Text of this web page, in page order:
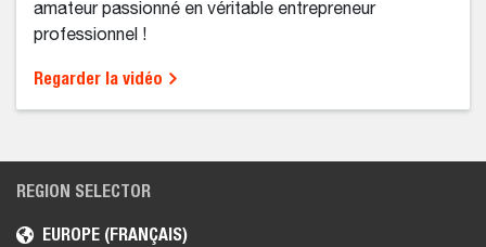
amateur passionné en véritable entrepreneur
professionnel !
Regarder la vidéo
REGION SELECTOR
EUROPE (FRANÇAIS)